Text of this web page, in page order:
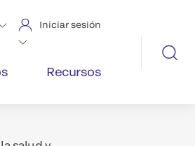
Iniciar sesión
Recursos